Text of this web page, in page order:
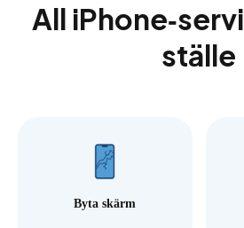
All
ställe
Byta skärm